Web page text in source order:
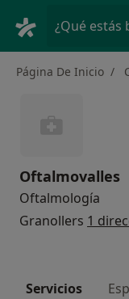
¿Qué estás
Página De Inicio
Oftalmovalles
Oftalmología
Granollers 1
Servicios